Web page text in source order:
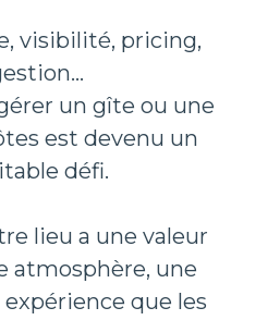
visibilité, pricing,
un gîte ou une
est devenu un
défi.
lieu a une valeur
atmosphère, une
que les